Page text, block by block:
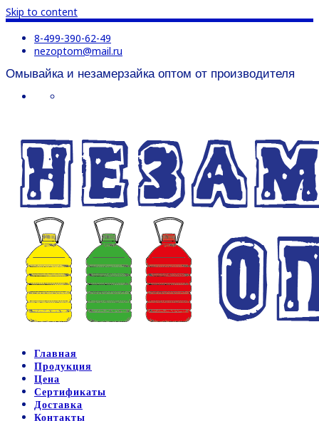
Skip to content
8-499-390-62-49
nezoptom@mail.ru
Омывайка и незамерзайка оптом от производителя
Главная
Продукция
Цена
Сертификаты
Доставка
Контакты